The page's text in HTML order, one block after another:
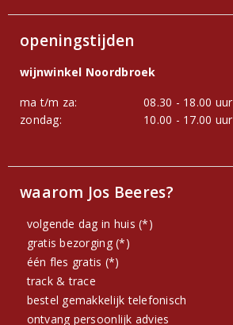
openingstijden
wijnwinkel Noordbroek
ma t/m za:
08.30 - 18.00 uur
zondag:
10.00 - 17.00 uur
waarom Jos Beeres?
volgende dag in huis (*)
gratis bezorging (*)
één fles gratis (*)
track & trace
bestel gemakkelijk telefonisch
ontvang persoonlijk advies